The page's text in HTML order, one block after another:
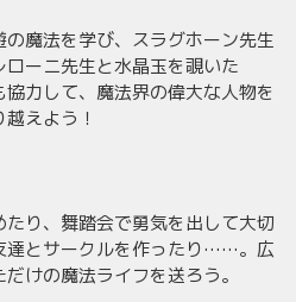
魔法を学び、スラグホーン先生
ーニ先生と水晶玉を覗いた
力して、魔法界の偉大な人物を
えよう！
り、舞踏会で勇気を出して大切
達とサークルを作ったり……。広
けの魔法ライフを送ろう。